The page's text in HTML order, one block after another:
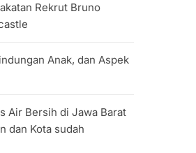
Rekrut Bruno
Anak, dan Aspek
Air Bersih di Jawa Barat
dan Kota sudah